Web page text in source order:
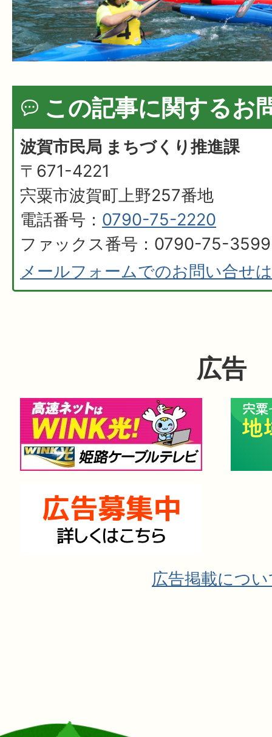
この記事に関するお
波賀市民局 まちづくり推進課
〒671-4221
宍粟市波賀町上野257番地
電話番号： 0790-75-2220
ファックス番号：0790-75-3599
メールフォームでのお問い合せ
広告
広告掲載につ